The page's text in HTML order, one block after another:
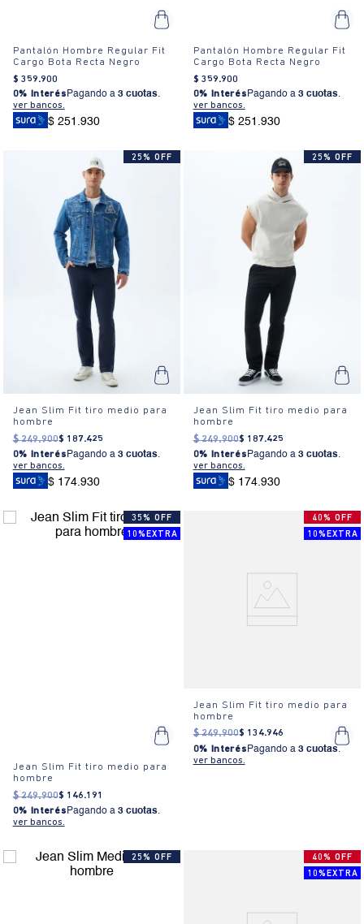
Pantalón Hombre Regular Fit
Cargo Bota Recta Negro
$ 359.900
0% Interés Pagando a 3 cuotas.
ver bancos.
$ 251.930
Pantalón Hombre Regular Fit
Cargo Bota Recta Negro
$ 359.900
0% Interés Pagando a 3 cuotas.
ver bancos.
$ 251.930
25% OFF
Jean Slim Fit tiro medio para
hombre
$ 249.900$ 187.425
0% Interés Pagando a 3 cuotas.
ver bancos.
$ 174.930
25% OFF
Jean Slim Fit tiro medio para
hombre
$ 249.900$ 187.425
0% Interés Pagando a 3 cuotas.
ver bancos.
$ 174.930
35% OFF
10%EXTRA
Jean Slim Fit tiro medio para
hombre
$ 249.900$ 146.191
0% Interés Pagando a 3 cuotas.
ver bancos.
40% OFF
10%EXTRA
Jean Slim Fit tiro medio para
hombre
$ 249.900$ 134.946
0% Interés Pagando a 3 cuotas.
ver bancos.
25% OFF
40% OFF
10%EXTRA